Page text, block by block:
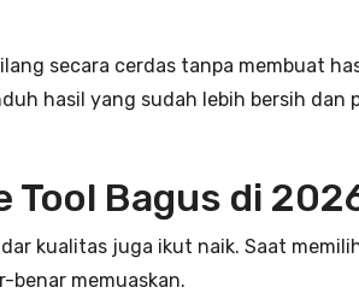
secara cerdas tanpa membuat
hasil yang sudah lebih bersih dan
Tool Bagus di
kualitas juga ikut naik. Saat
benar memuaskan.